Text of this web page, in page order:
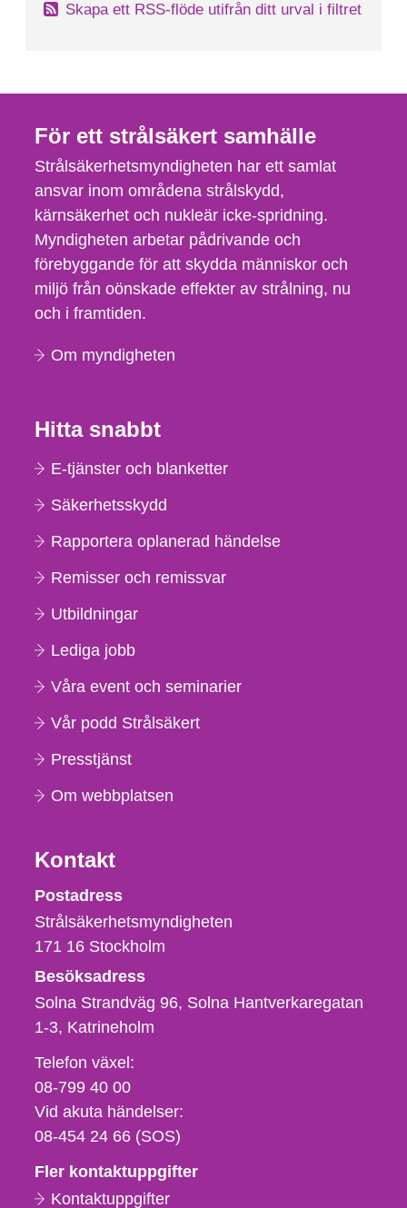
Skapa ett RSS-flöde utifrån ditt urval i filtret
För ett strålsäkert samhälle
Strålsäkerhetsmyndigheten har ett samlat
ansvar inom områdena strålskydd,
kärnsäkerhet och nukleär icke-spridning.
Myndigheten arbetar pådrivande och
förebyggande för att skydda människor och
miljö från oönskade effekter av strålning, nu
och i framtiden.
Om myndigheten
Hitta snabbt
E-tjänster och blanketter
Säkerhetsskydd
Rapportera oplanerad händelse
Remisser och remissvar
Utbildningar
Lediga jobb
Våra event och seminarier
Vår podd Strålsäkert
Presstjänst
Om webbplatsen
Kontakt
Strålsäkerhetsmyndigheten
Postadress
Strålsäkerhetsmyndigheten
171 16 Stockholm
Besöksadress
Solna Strandväg 96, Solna Hantverkaregatan
1-3 Katrineholm
Telefon,
fax
och
e-
Telefon växel:
08-799 40 00
Vid akuta händelser:
08-454 24 66 (SOS)
Fler kontaktuppgifter
Kontaktuppgifter